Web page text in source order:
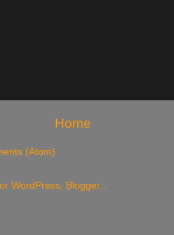
Home
(Atom)